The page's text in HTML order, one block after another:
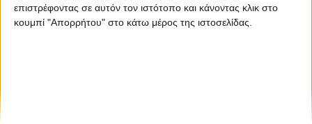
επιστρέφοντας σε αυτόν τον ιστότοπο και κάνοντας κλικ στο
κουμπί "Απορρήτου" στο κάτω μέρος της ιστοσελίδας.
None feed